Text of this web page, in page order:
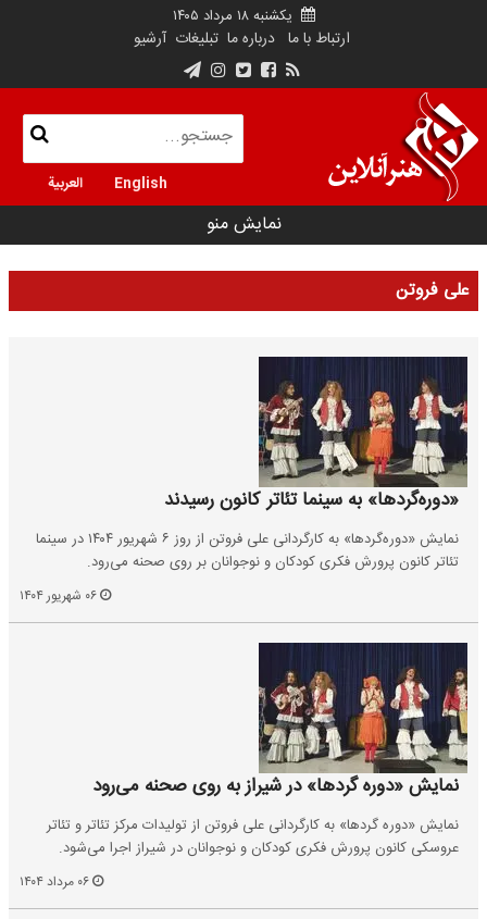
یکشنبه ۱۸ مرداد ۱۴۰۵
ارتباط با ما درباره ما تبلیغات آرشیو
English العربية
نمایش منو
علی فروتن
«دوره‌گردها» به سینما تئاتر کانون رسیدند
نمایش «دوره‌گردها» به کارگردانی علی فروتن از روز ۶ شهریور ۱۴۰۴ در سینما
تئاتر کانون پرورش فکری کودکان و نوجوانان بر روی صحنه می‌رود.
نمایش «دوره گردها» در شیراز به روی صحنه می‌رود
نمایش «دوره گردها» به کارگردانی علی فروتن از تولیدات مرکز تئاتر و تئاتر
عروسکی کانون پرورش فکری کودکان و نوجوانان در شیراز اجرا می‌شود.